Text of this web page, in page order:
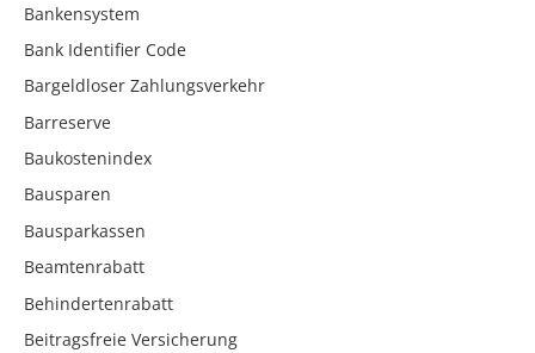
Bankensystem
Bank Identifier Code
Bargeldloser Zahlungsverkehr
Barreserve
Baukostenindex
Bausparen
Bausparkassen
Beamtenrabatt
Behindertenrabatt
Beitragsfreie Versicherung